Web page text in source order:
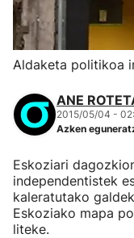
Aldaketa politikoa
ANE
2015/05/04 -
Azken
Eskoziari
independentistek
kaleratutako
Eskoziako mapa
liteke.